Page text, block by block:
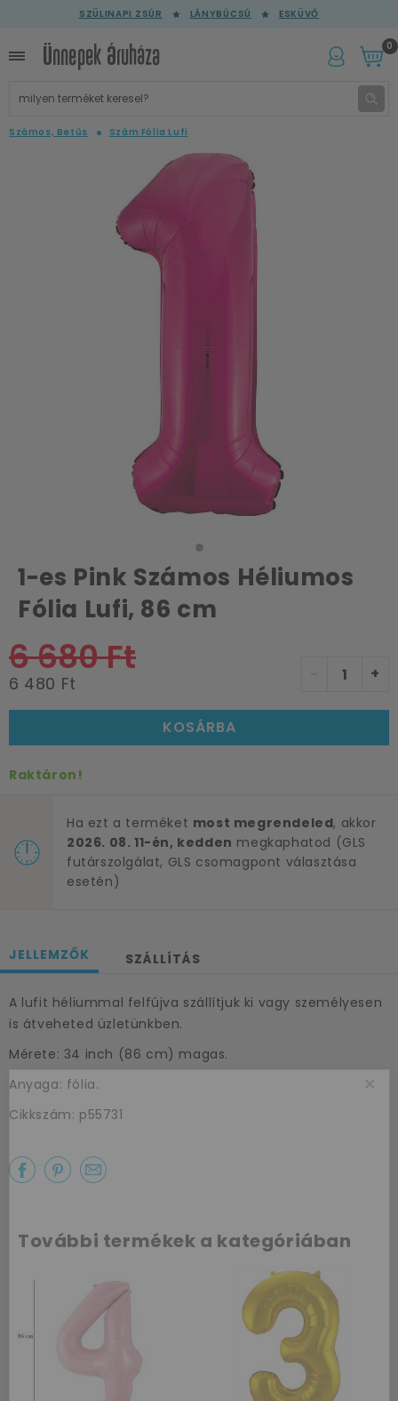
SZÜLINAPI ZSÚR LÁNYBÚCSÚ ESKÜVŐ
0
Számos, Betűs Szám Fólia Lufi
1-es Pink Számos Héliumos
Fólia Lufi, 86 cm
6 680 Ft
6 480 Ft +
KOSÁRBA
Raktáron!
Ha ezt a terméket most megrendeled, akkor
2026. 08. 11-én, kedden megkaphatod (GLS
futárszolgálat, GLS csomagpont választása
esetén)
JELLEMZŐK SZÁLLÍTÁS
A lufit héliummal felfújva szállítjuk ki vagy személyesen
is átveheted üzletünkben.
Mérete: 34 inch (86 cm) magas.
Anyaga: fólia.
Cikkszám: p55731
További termékek a kategóriában
vásárlásodhoz
kedveskedni egy
10%-os
kuponnal.
×